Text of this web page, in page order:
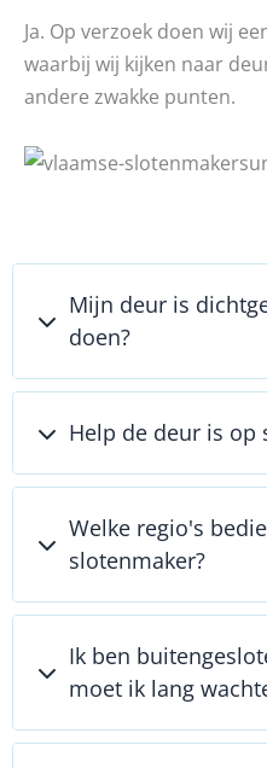
Ja. Op verzoek doen wij
waarbij wij kijken naar
andere zwakke punten.
Mijn deur is
doen?
Help de deur is op
Welke regio's
slotenmaker?
Ik ben
moet ik lang